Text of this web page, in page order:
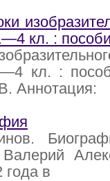
кл. :
кл. :
Аннотация:
года в